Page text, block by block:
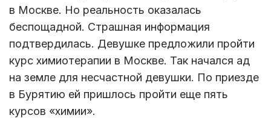
в Москве. Но реальность оказалась
беспощадной. Страшная информация
подтвердилась. Девушке предложили пройти
курс химиотерапии в Москве. Так начался ад
на земле для несчастной девушки. По приезде
в Бурятию ей пришлось пройти еще пять
курсов «химии».